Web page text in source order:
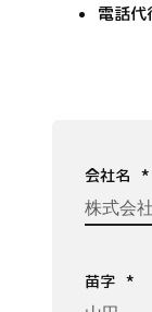
電話代
会社名 *
苗字 *